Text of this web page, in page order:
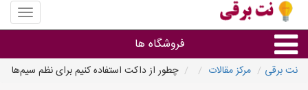
منوی
سایت
برقی
فروشگاه ها
نت برقی مرکز مقالات چطور از داکت استفاده کنیم برای نظم سیم‌ها